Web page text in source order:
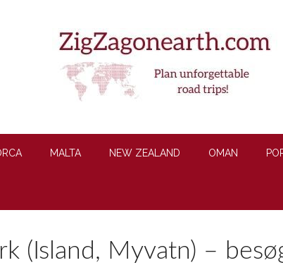
MALTA NEW ZEALAND OMAN
(Island, Myvatn) –